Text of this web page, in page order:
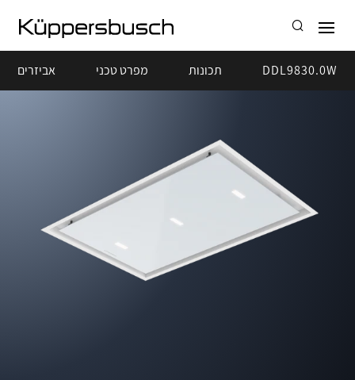
DDL9830.0W תכונות מפרט טכני אביזרים